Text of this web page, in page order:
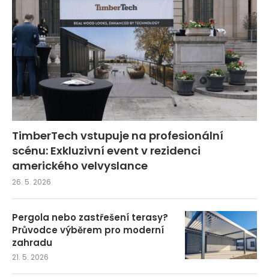
TimberTech vstupuje na profesionální
scénu: Exkluzivní event v rezidenci
amerického velvyslance
26. 5. 2026
Pergola nebo zastřešení terasy?
Průvodce výběrem pro moderní
zahradu
21. 5. 2026